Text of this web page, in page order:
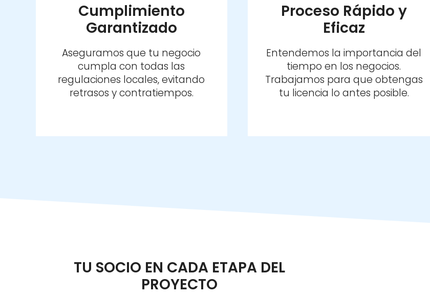
Cumplimiento
Garantizado
Aseguramos que tu negocio
cumpla con todas las
regulaciones locales, evitando
retrasos y contratiempos.
Proceso Rápido y
Eficaz
Entendemos la importancia del
tiempo en los negocios.
Trabajamos para que obtengas
tu licencia lo antes posible.
TU SOCIO EN CADA ETAPA DEL
PROYECTO
Solicitar Asesoramiento